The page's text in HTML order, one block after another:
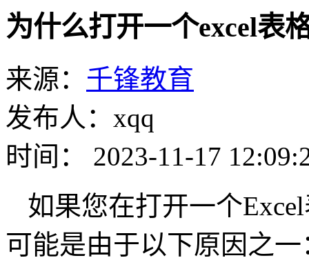
为什么打开一个excel表
来源： 千锋教育
发布人：xqq
时间： 2023-11-17
如果您在打开一个
可能是由于以下原因之一